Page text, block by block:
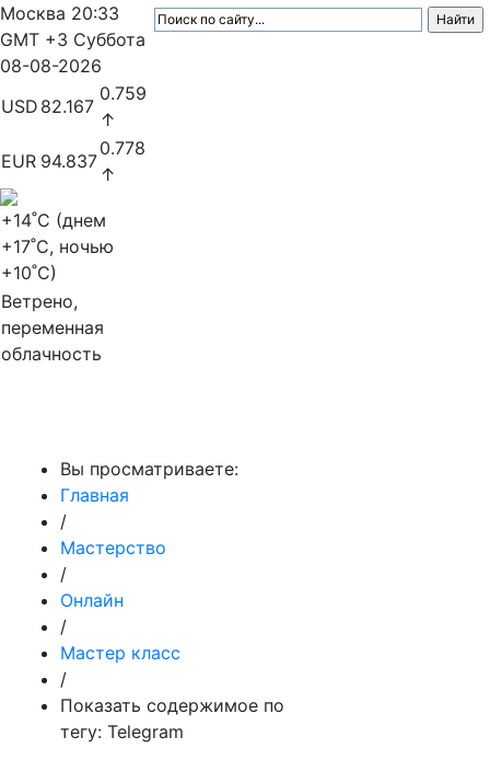
Москва 20:33
GMT +3 Суббота
08-08-2026
USD 82.167
0.759
↑
EUR 94.837
0.778
↑
+14˚C (днем
+17˚C, ночью
+10˚C)
Ветрено,
переменная
облачность
Вы просматриваете:
Главная
/
Мастерство
/
Онлайн
/
Мастер класс
/
Показать содержимое по
тегу: Telegram